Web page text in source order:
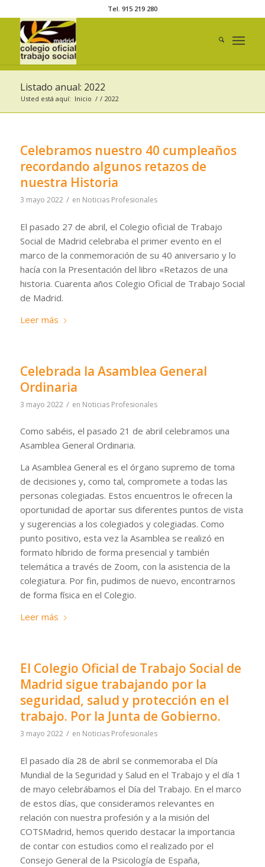
Tel. 915 219 280
Listado anual: 2022
Usted está aquí: Inicio / / 2022
Celebramos nuestro 40 cumpleaños
recordando algunos retazos de
nuestra Historia
3 mayo 2022 / en Noticias Profesionales
El pasado 27 de abril, el Colegio oficial de Trabajo
Social de Madrid celebraba el primer evento en el
marco de la conmemoración de su 40 aniversario y lo
hacía con la Presentación del libro «Retazos de una
historia. Cuarenta años Colegio Oficial de Trabajo Social
de Madrid.
Leer más
Celebrada la Asamblea General
Ordinaria
3 mayo 2022 / en Noticias Profesionales
Como sabéis, el pasado 21 de abril celebramos una
Asamblea General Ordinaria.
La Asamblea General es el órgano supremo de toma
de decisiones y, como tal, compromete a todas las
personas colegiadas. Estos encuentros le ofrecen la
oportunidad de aportar sus diferentes puntos de vista
y sugerencias a los colegiados y colegiadas. Como
punto positivo, esta vez la Asamblea se realizó en
formato híbrido de forma presencial y también
telemática a través de Zoom, con la asistencia de la
colegiatura. Por fin, pudimos de nuevo, encontrarnos
de forma física en el Colegio.
Leer más
El Colegio Oficial de Trabajo Social de
Madrid sigue trabajando por la
seguridad, salud y protección en el
trabajo. Por la Junta de Gobierno.
3 mayo 2022 / en Noticias Profesionales
El pasado día 28 de abril se conmemoraba el Día
Mundial de la Seguridad y Salud en el Trabajo y el día 1
de mayo celebrábamos el Día del Trabajo. En el marco
de estos días, que consideramos relevantes en
relación con nuestra profesión y a la misión del
COTSMadrid, hemos querido destacar la importancia
de contar con estudios como el realizado por el
Consejo General de la Psicología de España,